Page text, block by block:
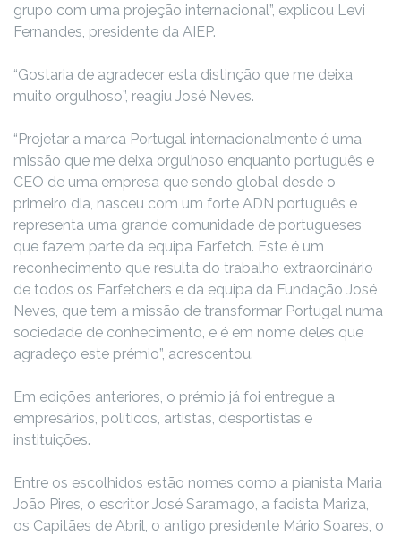
grupo com uma projeção internacional”, explicou Levi
Fernandes, presidente da AIEP.
“Gostaria de agradecer esta distinção que me deixa
muito orgulhoso”, reagiu José Neves.
“Projetar a marca Portugal internacionalmente é uma
missão que me deixa orgulhoso enquanto português e
CEO de uma empresa que sendo global desde o
primeiro dia, nasceu com um forte ADN português e
representa uma grande comunidade de portugueses
que fazem parte da equipa Farfetch. Este é um
reconhecimento que resulta do trabalho extraordinário
de todos os Farfetchers e da equipa da Fundação José
Neves, que tem a missão de transformar Portugal numa
sociedade de conhecimento, e é em nome deles que
agradeço este prémio”, acrescentou.
Em edições anteriores, o prémio já foi entregue a
empresários, políticos, artistas, desportistas e
instituições.
Entre os escolhidos estão nomes como a pianista Maria
João Pires, o escritor José Saramago, a fadista Mariza,
os Capitães de Abril, o antigo presidente Mário Soares, o